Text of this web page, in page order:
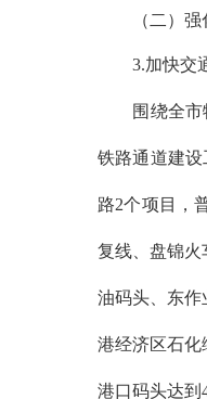
（二）强
3.加快交通
围绕全市物
铁路通道建
路2个项目，
复线、盘锦火
油码头、东
港经济区石化
港口码头达到